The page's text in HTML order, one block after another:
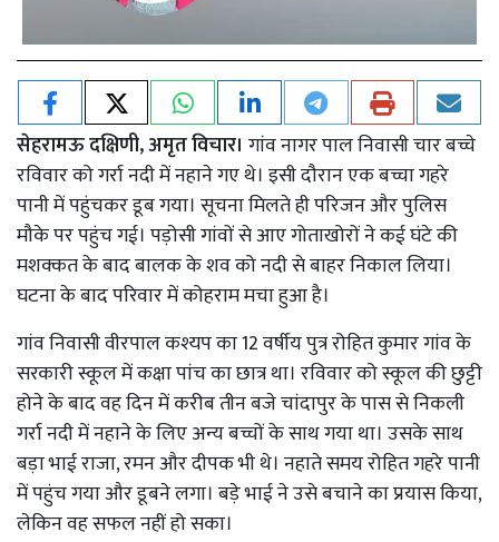
सेहरामऊ दक्षिणी, अमृत विचार। गांव नागर पाल निवासी चार बच्चे
रविवार को गर्रा नदी में नहाने गए थे। इसी दौरान एक बच्चा गहरे
पानी में पहुंचकर डूब गया। सूचना मिलते ही परिजन और पुलिस
मौके पर पहुंच गई। पड़ोसी गांवों से आए गोताखोरों ने कई घंटे की
मशक्कत के बाद बालक के शव को नदी से बाहर निकाल लिया।
घटना के बाद परिवार में कोहराम मचा हुआ है।
गांव निवासी वीरपाल कश्यप का 12 वर्षीय पुत्र रोहित कुमार गांव के
सरकारी स्कूल में कक्षा पांच का छात्र था। रविवार को स्कूल की छुट्टी
होने के बाद वह दिन में करीब तीन बजे चांदापुर के पास से निकली
गर्रा नदी में नहाने के लिए अन्य बच्चों के साथ गया था। उसके साथ
बड़ा भाई राजा, रमन और दीपक भी थे। नहाते समय रोहित गहरे पानी
में पहुंच गया और डूबने लगा। बड़े भाई ने उसे बचाने का प्रयास किया,
लेकिन वह सफल नहीं हो सका।